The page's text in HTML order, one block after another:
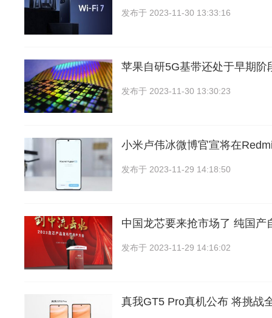
发布于 2023-11-30 13:33:16
苹果自研5G基带还处于早期阶
发布于 2023-11-30 13:30:23
小米卢伟冰微博官宣将在
发布于 2023-11-29 14:18:50
中国龙芯要来抢市场了 纯国产
发布于 2023-11-29 14:16:02
真我GT5 Pro真机公布 将挑战